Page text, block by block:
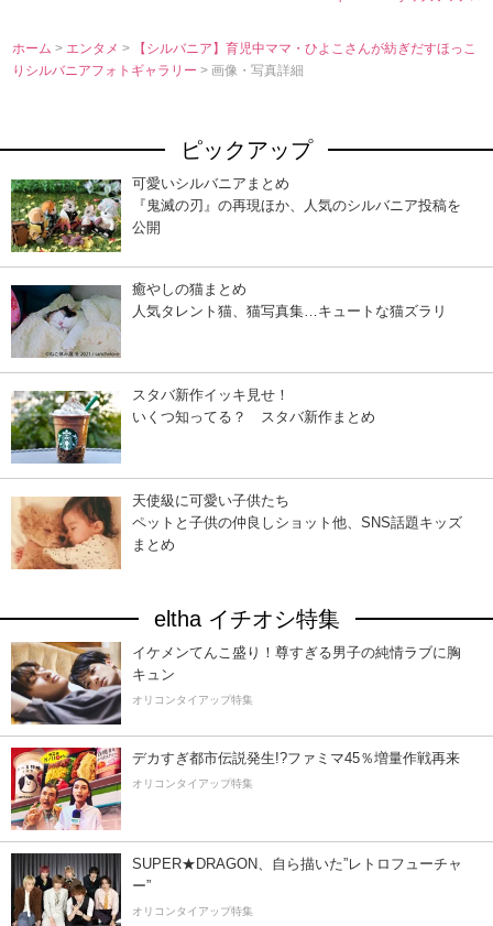
ホーム > エンタメ>
【シルバニア】育児中ママ・ひよこさんが紡ぎだすほっこ
りシルバニアフォトギャラリー> 画像・写真詳細
ピックアップ
可愛いシルバニアまとめ
『鬼滅の刃』の再現ほか、人気のシルバニア投稿を
公開
癒やしの猫まとめ
人気タレント猫、猫写真集…キュートな猫ズラリ
スタバ新作イッキ見せ！
いくつ知ってる？ スタバ新作まとめ
天使級に可愛い子供たち
ペットと子供の仲良しショット他、SNS話題キッズ
まとめ
eltha イチオシ特集
イケメンてんこ盛り！尊すぎる男子の純情ラブに胸
キュン
オリコンタイアップ特集
デカすぎ都市伝説発生!?ファミマ45％増量作戦再来
オリコンタイアップ特集
SUPER★DRAGON、自ら描いた”レトロフューチャ
ー”
オリコンタイアップ特集